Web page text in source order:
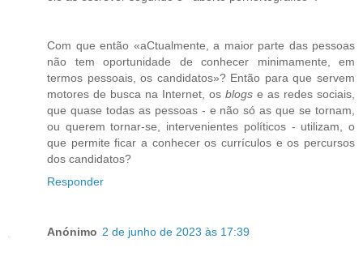
Com que então «aCtualmente, a maior parte das pessoas
não tem oportunidade de conhecer minimamente, em
termos pessoais, os candidatos»? Então para que servem
motores de busca na Internet, os blogs e as redes sociais,
que quase todas as pessoas - e não só as que se tornam,
ou querem tornar-se, intervenientes políticos - utilizam, o
que permite ficar a conhecer os currículos e os percursos
dos candidatos?
Responder
Anónimo 2 de junho de 2023 às 17:39